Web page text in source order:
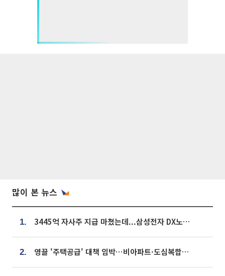
많이 본 뉴스
1. 3445억 자사주 지급 마쳤는데...삼성전자 DX노조, 뒤늦은 '떼쓰기 집회'
2. 영끌 '주택공급' 대책 임박⋯비아파트·도심복합까지 총동원